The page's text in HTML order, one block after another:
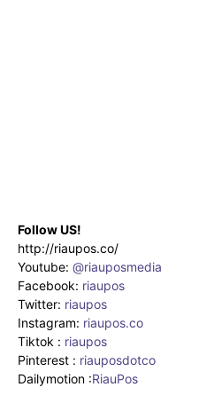
Follow US!
http://riaupos.co/
Youtube: @riauposmedia
Facebook: riaupos
Twitter: riaupos
Instagram: riaupos.co
Tiktok : riaupos
Pinterest : riauposdotco
Dailymotion :RiauPos